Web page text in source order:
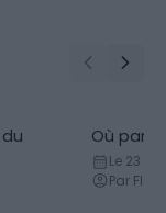
Où
Le 23
Par